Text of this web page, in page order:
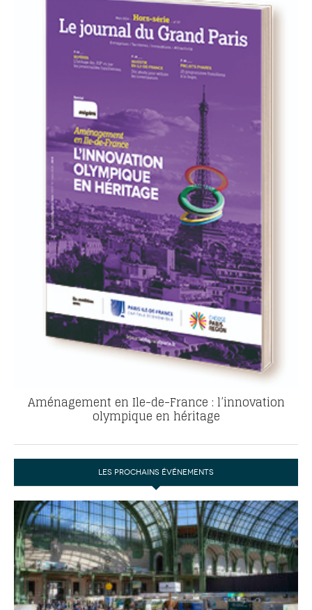
Aménagement en Ile-de-France : l’innovation
olympique en héritage
LES PROCHAINS ÉVÉNEMENTS